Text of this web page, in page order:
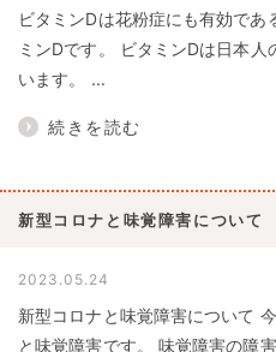
ビタミンDは花粉症にも有効であ
ミンDです。 ビタミンDは日本
います。 ...
続きを読む
新型コロナと味覚障害について
2023.05.24
新型コロナと味覚障害について
と味覚障害です。 味覚障害の障